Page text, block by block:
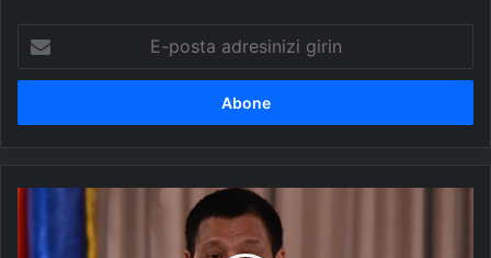
posta
adresinizi